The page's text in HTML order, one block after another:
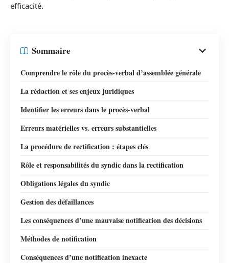
efficacité.
Sommaire
Comprendre le rôle du procès-verbal d’assemblée générale
La rédaction et ses enjeux juridiques
Identifier les erreurs dans le procès-verbal
Erreurs matérielles vs. erreurs substantielles
La procédure de rectification : étapes clés
Rôle et responsabilités du syndic dans la rectification
Obligations légales du syndic
Gestion des défaillances
Les conséquences d’une mauvaise notification des décisions
Méthodes de notification
Conséquences d’une notification inexacte